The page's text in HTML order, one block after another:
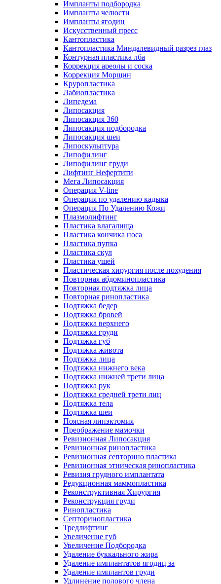
Импланты подбородка
Импланты челюсти
Импланты ягодиц
Искусственный пресс
Кантопластика
Кантопластика Миндалевидный разрез глаз
Контурная пластика лба
Коррекция ареолы и соска
Коррекция Морщин
Круропластика
Лабиопластика
Липедема
Липосакция
Липосакция 360
Липосакция подбородка
Липосакция шеи
Липоскульптура
Липофилинг
Липофилинг груди
Лифтинг Нефертити
Мега Липосакция
Операция V-line
Операция по удалению кадыка
Операция По Удалению Кожи
Плазмолифтинг
Пластика влагалища
Пластика кончика носа
Пластика пупка
Пластика скул
Пластика ушей
Пластическая хирургия после похудения
Повторная абдоминопластика
Повторная подтяжка лица
Повторная ринопластика
Подтяжка бедер
Подтяжка бровей
Подтяжка верхнего
Подтяжка груди
Подтяжка губ
Подтяжка живота
Подтяжка лица
Подтяжка нижнего века
Подтяжка нижней трети лица
Подтяжка рук
Подтяжка средней трети лиц
Подтяжка тела
Подтяжка шеи
Поясная липэктомия
Преображение мамочки
Ревизионная Липосакция
Ревизионная ринопластика
Ревизионная септорино пластика
Ревизионная этническая ринопластика
Ревизия грудного имплантата
Редукционная маммопластика
Реконструктивная Хирургия
Реконструкция груди
Ринопластика
Септоринопластика
Тредлифтинг
Увеличение губ
Увеличение Подбородка
Удаление буккального жира
Удаление имплантатов ягодиц за
Удаление имплантов груди
Удлинение полового члена